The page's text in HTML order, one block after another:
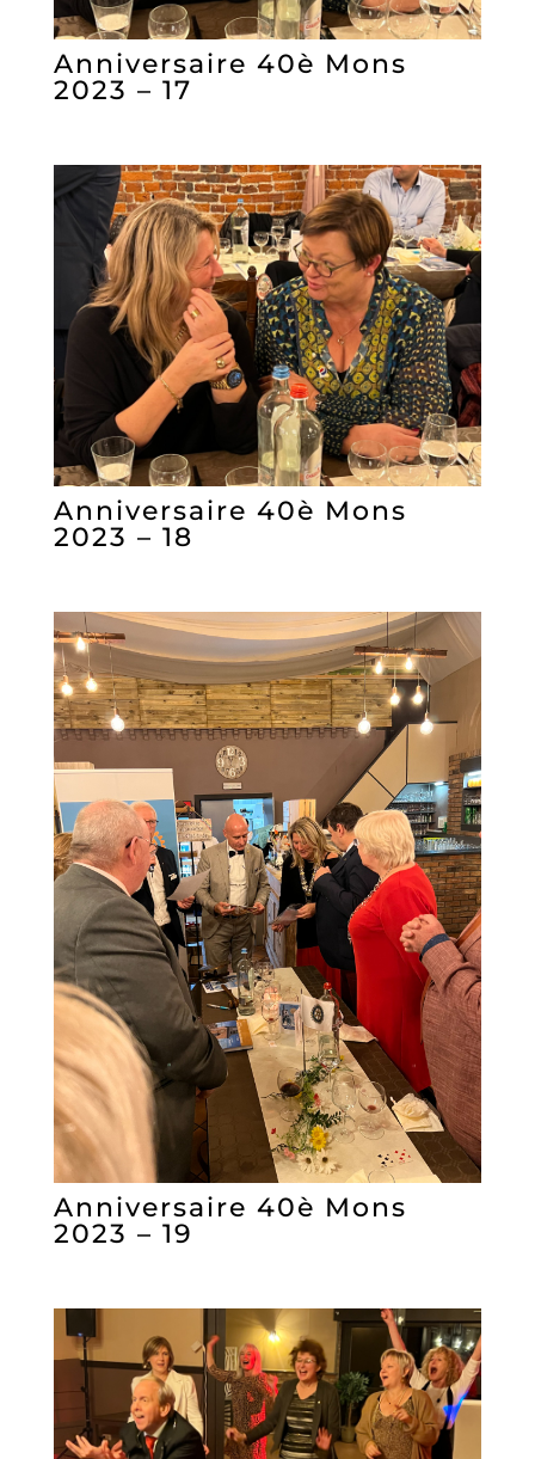
Anniversaire 40è Mons
2023 – 17
Anniversaire 40è Mons
2023 – 18
Anniversaire 40è Mons
2023 – 19